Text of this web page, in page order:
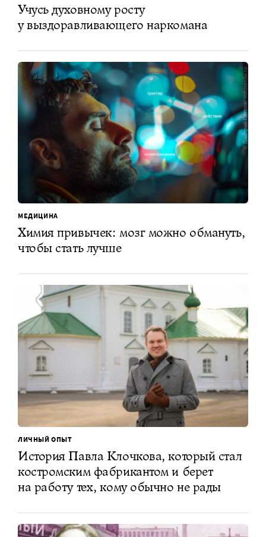
Учусь духовному росту
у выздоравливающего наркомана
МЕДИЦИНА
Химия привычек: мозг можно обмануть,
чтобы стать лучше
ЛИЧНЫЙ ОПЫТ
История Павла Клочкова, который стал
костромским фабрикантом и берет
на работу тех, кому обычно не рады